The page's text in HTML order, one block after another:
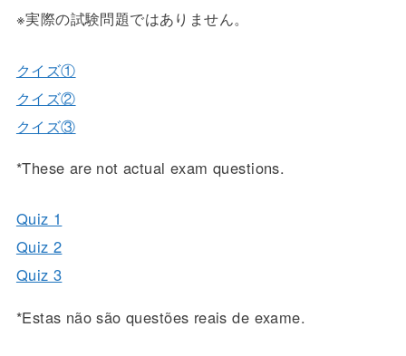
※実際の試験問題ではありません。
クイズ①
クイズ②
クイズ③
*These are not actual exam questions.
Quiz 1
Quiz 2
Quiz 3
*Estas não são questões reais de exame.